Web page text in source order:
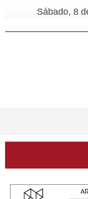
Sábado, 8